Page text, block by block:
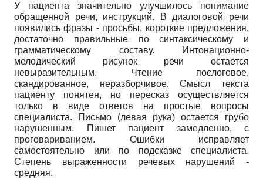
У пациента значительно улучшилось понимание
обращенной речи, инструкций. В диалоговой речи
появились фразы - просьбы, короткие предложения,
достаточно правильные по синтаксическому и
грамматическому составу. Интонационно-
мелодический рисунок речи остается
невыразительным. Чтение послоговое,
скандированное, неразборчивое. Смысл текста
пациенту понятен, но пересказ осуществляется
только в виде ответов на простые вопросы
специалиста. Письмо (левая рука) остается грубо
нарушенным. Пишет пациент замедленно, с
проговариванием. Ошибки исправляет
самостоятельно или по подсказке специалиста.
Степень выраженности речевых нарушений -
средняя.